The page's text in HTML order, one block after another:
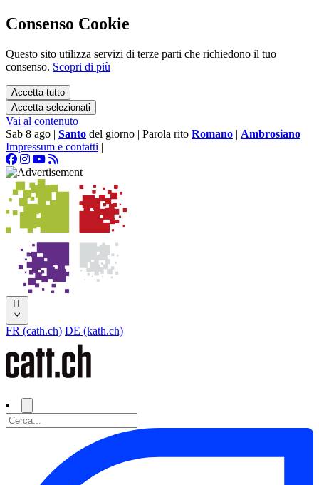
Consenso Cookie
Questo sito utilizza servizi di terze parti che richiedono il tuo
consenso. Scopri di più
Accetta tutto
Accetta selezionati
Vai al contenuto
Sab 8 ago | Santo del giorno | Parola rito Romano | Ambrosiano
Impressum e contatti |
IT
FR (cath.ch) DE (kath.ch)